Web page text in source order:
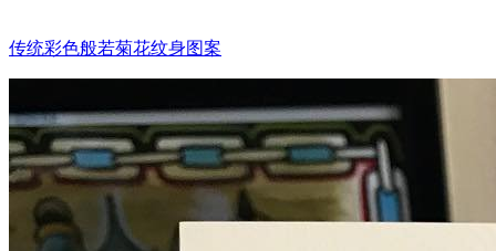
传统彩色般若菊花纹身图案